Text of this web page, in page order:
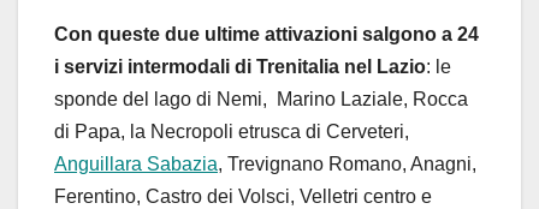
Con queste due ultime attivazioni salgono a 24
i servizi intermodali di Trenitalia nel Lazio: le
sponde del lago di Nemi, Marino Laziale, Rocca
di Papa, la Necropoli etrusca di Cerveteri,
Anguillara Sabazia, Trevignano Romano, Anagni,
Ferentino, Castro dei Volsci, Velletri centro e